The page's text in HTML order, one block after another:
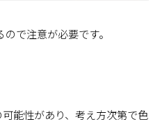
で注意が必要です。
能性があり、考え方次第で色